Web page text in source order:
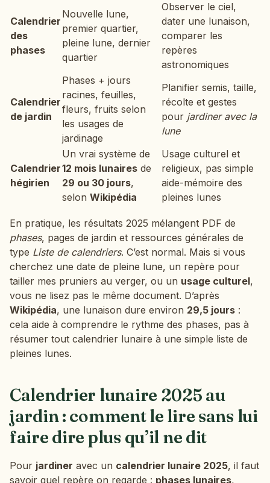
Calendrier
des
phases
Nouvelle lune,
premier quartier,
pleine lune, dernier
quartier
Observer le ciel,
dater une lunaison,
comparer les
repères
astronomiques
Calendrier
de jardin
Phases + jours
racines, feuilles,
fleurs, fruits selon
les usages de
jardinage
Planifier semis, taille,
récolte et gestes
pour jardiner avec la
lune
Calendrier
hégirien
Un vrai système de
12 mois lunaires de
29 ou 30 jours,
selon Wikipédia
Usage culturel et
religieux, pas simple
aide-mémoire des
pleines lunes
En pratique, les résultats 2025 mélangent PDF de
phases, pages de jardin et ressources générales de
type Liste de calendriers. C’est normal. Mais si vous
cherchez une date de pleine lune, un repère pour
tailler mes pruniers au verger, ou un usage culturel,
vous ne lisez pas le même document. D’après
Wikipédia, une lunaison dure environ 29,5 jours :
cela aide à comprendre le rythme des phases, pas à
résumer tout calendrier lunaire à une simple liste de
pleines lunes.
Calendrier lunaire 2025 au
jardin : comment le lire sans lui
faire dire plus qu’il ne dit
Pour jardiner avec un calendrier lunaire 2025, il faut
savoir quel repère on regarde : phases lunaires,